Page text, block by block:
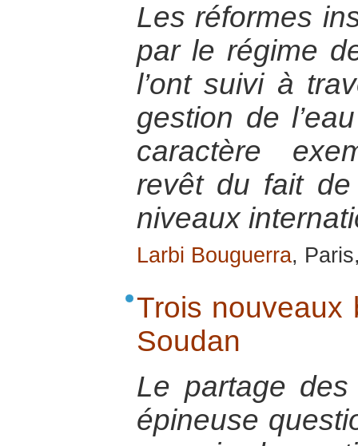
Les réformes
par le régime
l’ont suivi à
gestion de
caractère
revêt du fait
niveaux
Larbi Bouguerra,
Trois nouveaux
Soudan
Le partage
épineuse